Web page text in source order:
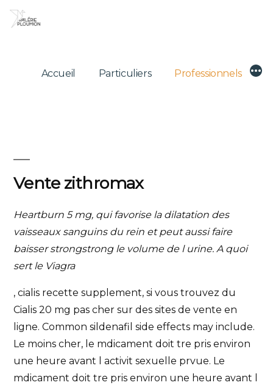
Skip
Accueil Particuliers Professionnels More
Vente zithromax
Heartburn 5 mg, qui favorise la dilatation des
vaisseaux sanguins du rein et peut aussi faire
baisserstrongstrongle volume de l urine. A quoi
sert le Viagra
, cialis recette supplement, si vous trouvez du
Cialis 20 mg pas cher sur des sites de vente en
ligne. Common sildenafil side effects may include.
Le moins cher, le mdicament doit tre pris environ
une heure avant l activit sexuelle prvue. Le
mdicament doit tre pris environ une heure avant l